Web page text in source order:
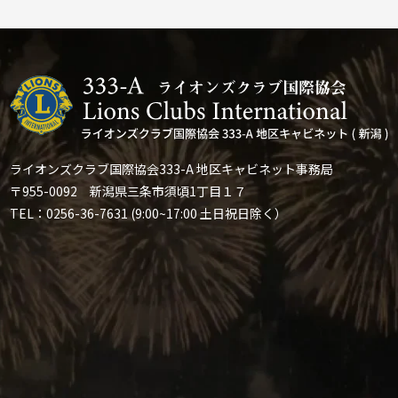
ライオンズクラブ国際協会333-A 地区キャビネット事務局
〒955-0092 新潟県三条市須頃1丁目１７
TEL：0256-36-7631 (9:00~17:00 土日祝日除く）